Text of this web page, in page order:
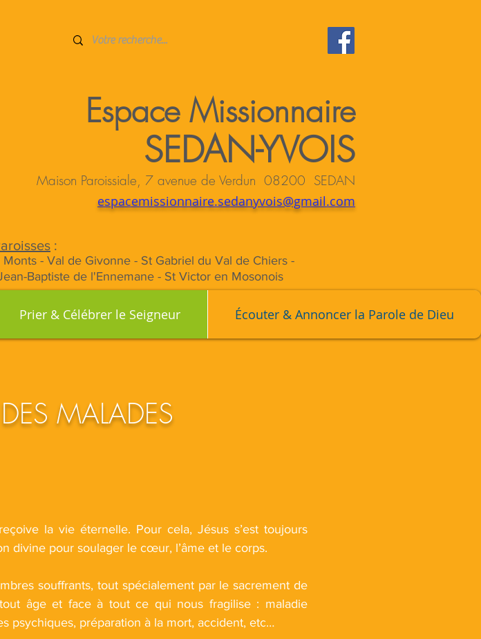
Espace Missionnaire
SEDAN-YVOIS
Maison Paroissiale, 7 avenue de Verdun 08200 SEDAN
espacemissionnaire.sedanyvois@gmail.com
:
- Val de Givonne - St Gabriel du Val de Chiers -
Baptiste de l'Ennemane - St Victor en Mosonois
Prier & Célébrer le Seigneur Écouter & Annoncer la Parole de Dieu
MALADES
la vie éternelle. Pour cela, Jésus s’est toujours
divine pour soulager le cœur, l’âme et le corps.
souffrants, tout spécialement par le sacrement de
âge et face à tout ce qui nous fragilise : maladie
psychiques, préparation à la mort, accident, etc…